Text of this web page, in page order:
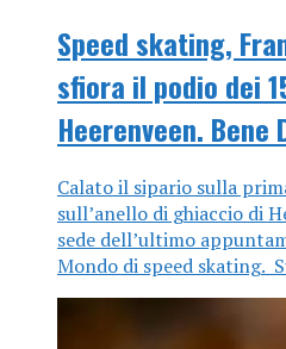
Speed skating,
sfiora il podio dei
Heerenveen. Bene
Calato il sipario sulla
sull’anello di ghiaccio di
sede dell’ultimo
Mondo di speed skating.